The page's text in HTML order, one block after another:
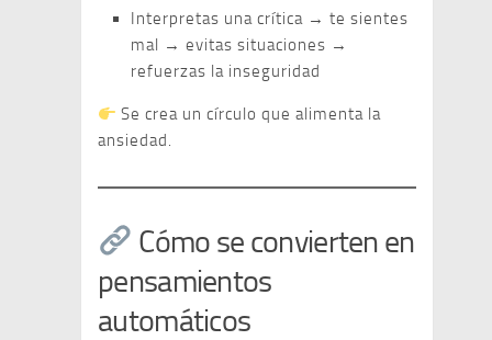
Interpretas una crítica → te sientes
mal → evitas situaciones →
refuerzas la inseguridad
Se crea un círculo que alimenta la
ansiedad.
Cómo se convierten en
pensamientos
automáticos